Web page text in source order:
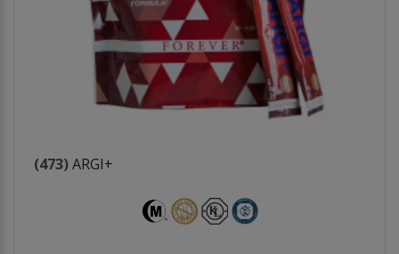
(473)ARGI+